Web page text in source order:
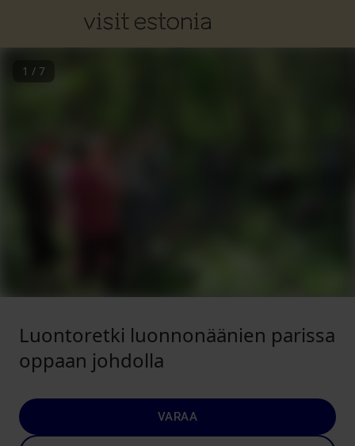
1 / 7
Luontoretki luonnonäänien parissa
oppaan johdolla
VARAA